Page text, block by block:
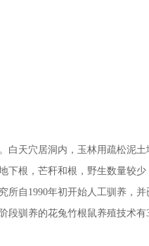
白天穴居洞内，玉林用疏松泥
下根，芒秆和根，野生数量较
所自1990年初开始人工驯养，
段驯养的花兔竹根鼠养殖技术有3